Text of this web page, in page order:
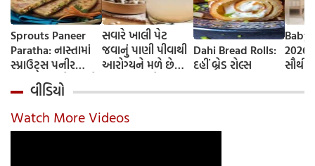
Sprouts Paneer
Paratha: નાસ્તામાં
સ્પ્રાઉટ્સ પનીર
પરાઠા બનાવો, તમને
પ્રોટીનનો ડબલ ડોઝ
મળશે
સવારે ખાલી પેટ
જવાનું પાણી પીવાથી
આરોગ્યને મળે છે
જાણીએ તેના ફાયદા
અને ઉપયોગ કરવાની
યોગ્ય રીત
Dahi Bread Rolls:
દહીં બ્રેડ રોલ્સ
Baby
વીડિયો
Watch More Videos